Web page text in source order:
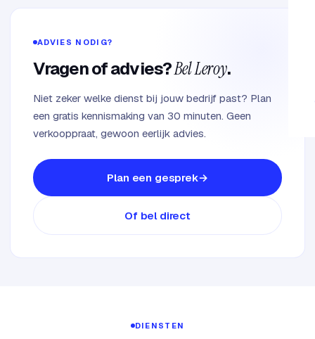
ADVIES NODIG?
Vragen of advies?Bel Leroy.
Niet zeker welke dienst bij jouw bedrijf past? Plan
een gratis kennismaking van 30 minuten. Geen
verkooppraat, gewoon eerlijk advies.
Plan een gesprek
Of bel direct
DIENSTEN